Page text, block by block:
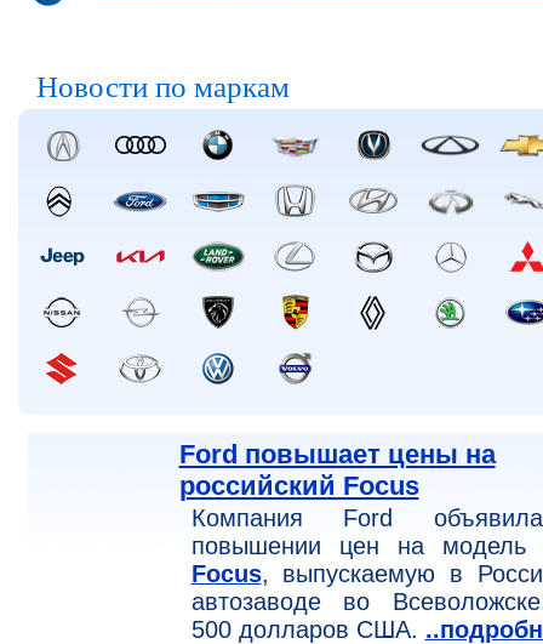
Новости по маркам
Ford повышает цены на
российский Focus
Компания Ford
повышении цен на модель
Focus, выпускаемую в
автозаводе во
500 долларов США.